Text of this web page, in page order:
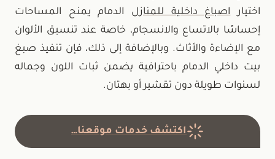
اختياراصباغ داخلية للمنازل الدمام يمنح المساحات
إحساسًا بالاتساع والانسجام، خاصة عند تنسيق الألوان
مع الإضاءة والأثاث. وبالإضافة إلى ذلك، فإن تنفيذ صبغ
بيت داخلي الدمام باحترافية يضمن ثبات اللون وجماله
لسنوات طويلة دون تقشير أو بهتان.
اكتشف خدمات موقعنا…